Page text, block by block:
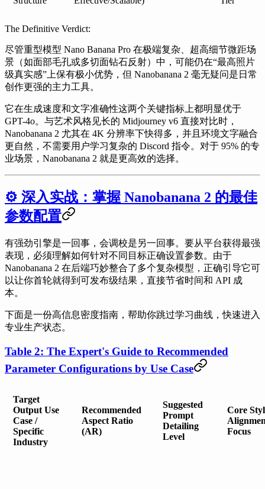
The Definitive Verdict:
尽管重型模型 Nano Banana Pro 在极端复杂、超高细节微距场
景（如面部毛孔或多切面钻石反射）中，可能仍在“最高照片
级真实感”上保有极小优势，但 Nanobanana 2 毫无疑问是日常
创作更强的主力工具。
它在生成速度和文字准确性这两个关键指标上都明显优于
GPT-4o。与艺术风格见长的 Midjourney v6 直接对比时，
Nanobanana 2 尤其在 4K 分辨率下快得多，并且环境文字融合
更自然，不需要用户学习复杂的 Discord 指令。对于 95% 的专
业场景，Nanobanana 2 就是更高效的选择。
⚙️ 深入实战：掌握 Nanobanana 2 的最佳
参数配置
有强劲引擎是一回事，会调校是另一回事。要从平台获得最强
表现，必须理解如何针对不同目标正确设置参数。由于
Nanobanana 2 在后端巧妙整合了多个复杂模型，正确引导它可
以让你首轮就得到可发布级结果，直接节省时间和 API 成
本。
下面是一份高信息密度指南，帮助你跳过学习曲线，快速进入
专业生产状态。
Table 2: The Expert's Guide to Recommended
Parameter Configurations by Use Case
Target
Output Use
Case /
Specific
Industry
Recommended
Aspect Ratio
(AR)
Suggested
Prompt
Detailing
Level
Core
Focus